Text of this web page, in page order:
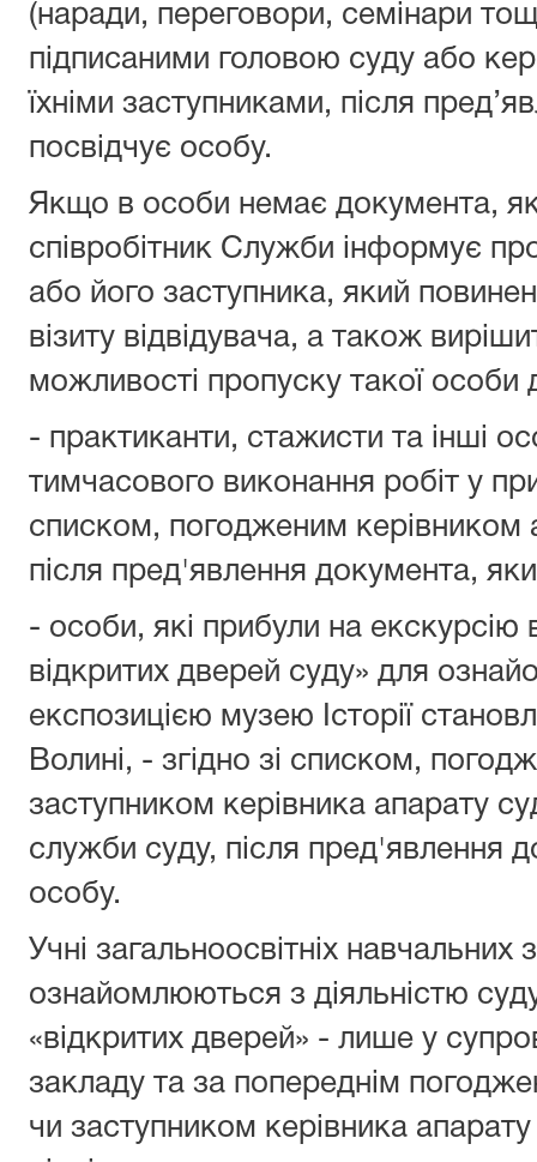
(наради, переговори, семінари
підписаними головою суду або
їхніми заступниками, після
посвідчує особу.
Якщо в особи немає документа,
співробітник Служби інформує
або його заступника, який
візиту відвідувача, а також
можливості пропуску такої особи
- практиканти, стажисти та інші
тимчасового виконання робіт у
списком, погодженим керівником
після пред'явлення документа,
- особи, які прибули на
відкритих дверей суду» для
експозицією музею Історії
Волині, - згідно зі списком,
заступником керівника апарату
служби суду, після пред'явлення
особу.
Учні загальноосвітніх навчальних
ознайомлюються з діяльністю
«відкритих дверей» - лише у
закладу та за попереднім
чи заступником керівника